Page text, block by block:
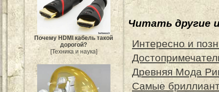
Почему HDMI кабель такой
дорогой?
[Техника и наука]
Читать другие
Интересно и
Древняя Мода
Самые